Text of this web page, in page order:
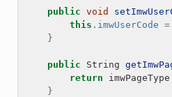
public void
this . imwUserCode =
}
public String
return
imwPageType
}